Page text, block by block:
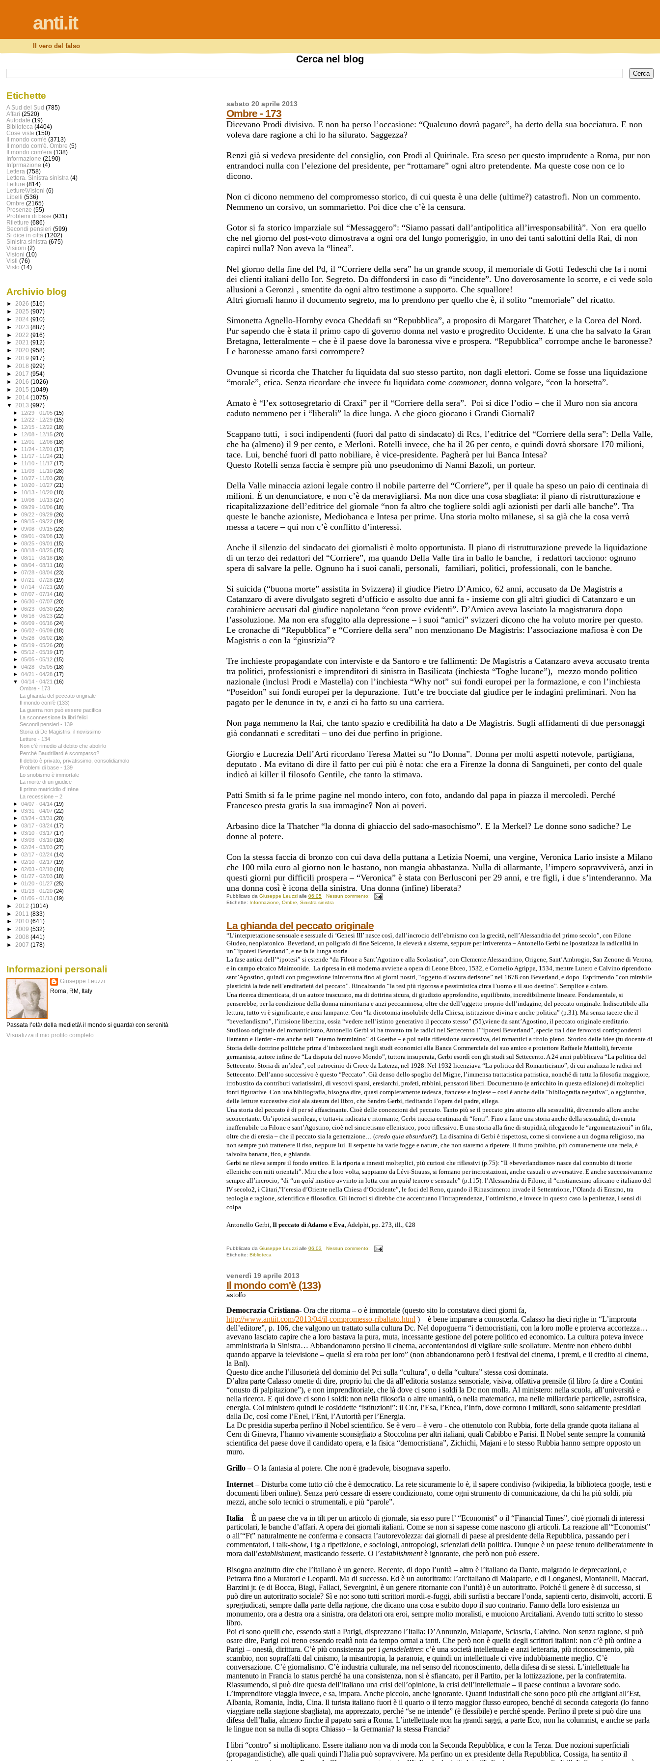
anti.it
Il vero del falso
Cerca nel blog
sabato 20 aprile 2013
Ombre - 173
Dicevano Prodi divisivo. E non ha perso l’occasione: “Qualcuno dovrà pagare”, ha detto della sua bocciatura. E non
voleva dare ragione a chi lo ha silurato. Saggezza?
Renzi già si vedeva presidente del consiglio, con Prodi al Quirinale. Era sceso per questo imprudente a Roma, pur non
entrandoci nulla con l’elezione del presidente, per “rottamare” ogni altro pretendente. Ma queste cose non ce lo
dicono.
Non ci dicono nemmeno del compromesso storico, di cui questa è una delle (ultime?) catastrofi. Non un commento.
Nemmeno un corsivo, un sommarietto. Poi dice che c’è la censura.
Gotor si fa storico imparziale sul “Messaggero”: “Siamo passati dall’antipolitica all’irresponsabilità”. Non era quello
che nel giorno del post-voto dimostrava a ogni ora del lungo pomeriggio, in uno dei tanti salottini della Rai, di non
capirci nulla? Non aveva la “linea”.
Nel giorno della fine del Pd, il “Corriere della sera” ha un grande scoop, il memoriale di Gotti Tedeschi che fa i nomi
dei clienti italiani dello Ior. Segreto. Da diffondersi in caso di “incidente”. Uno doverosamente lo scorre, e ci vede solo
allusioni a Geronzi , smentite da ogni altro testimone a supporto. Che squallore!
Altri giornali hanno il documento segreto, ma lo prendono per quello che è, il solito “memoriale” del ricatto.
Simonetta Agnello-Hornby evoca Gheddafi su “Repubblica”, a proposito di Margaret Thatcher, e la Corea del Nord.
Pur sapendo che è stata il primo capo di governo donna nel vasto e progredito Occidente. E una che ha salvato la Gran
Bretagna, letteralmente – che è il paese dove la baronessa vive e prospera. “Repubblica” corrompe anche le baronesse?
Le baronesse amano farsi corrompere?
Ovunque si ricorda che Thatcher fu liquidata dal suo stesso partito, non dagli elettori. Come se fosse una liquidazione
“morale”, etica. Senza ricordare che invece fu liquidata comecommoner, donna volgare, “con la borsetta”.
Amato è “l’ex sottosegretario di Craxi” per il “Corriere della sera”. Poi si dice l’odio – che il Muro non sia ancora
caduto nemmeno per i “liberali” la dice lunga. A che gioco giocano i Grandi Giornali?
Scappano tutti, i soci indipendenti (fuori dal patto di sindacato) di Rcs, l’editrice del “Corriere della sera”: Della Valle,
che ha (almeno) il 9 per cento, e Merloni. Rotelli invece, che ha il 26 per cento, e quindi dovrà sborsare 170 milioni,
tace. Lui, benché fuori dl patto nobiliare, è vice-presidente. Pagherà per lui Banca Intesa?
Questo Rotelli senza faccia è sempre più uno pseudonimo di Nanni Bazoli, un porteur.
Della Valle minaccia azioni legale contro il nobile parterre del “Corriere”, per il quale ha speso un paio di centinaia di
milioni. È un denunciatore, e non c’è da meravigliarsi. Ma non dice una cosa sbagliata: il piano di ristrutturazione e
ricapitalizzazione dell’editrice del giornale “non fa altro che togliere soldi agli azionisti per darli alle banche”. Tra
queste le banche azioniste, Mediobanca e Intesa per prime. Una storia molto milanese, si sa già che la cosa verrà
messa a tacere – qui non c’è conflitto d’interessi.
Anche il silenzio del sindacato dei giornalisti è molto opportunista. Il piano di ristrutturazione prevede la liquidazione
di un terzo dei redattori del “Corriere”, ma quando Della Valle tira in ballo le banche, i redattori tacciono: ognuno
spera di salvare la pelle. Ognuno ha i suoi canali, personali, familiari, politici, professionali, con le banche.
Si suicida (“buona morte” assistita in Svizzera) il giudice Pietro D’Amico, 62 anni, accusato da De Magistris a
Catanzaro di avere divulgato segreti d’ufficio e assolto due anni fa - insieme con gli altri giudici di Catanzaro e un
carabiniere accusati dal giudice napoletano “con prove evidenti”. D’Amico aveva lasciato la magistratura dopo
l’assoluzione. Ma non era sfuggito alla depressione – i suoi “amici” svizzeri dicono che ha voluto morire per questo.
Le cronache di “Repubblica” e “Corriere della sera” non menzionano De Magistris: l’associazione mafiosa è con De
Magistris o con la “giustizia”?
Tre inchieste propagandate con interviste e da Santoro e tre fallimenti: De Magistris a Catanzaro aveva accusato trenta
tra politici, professionisti e imprenditori di sinistra in Basilicata (inchiesta “Toghe lucane”), mezzo mondo politico
nazionale (inclusi Prodi e Mastella) con l’inchiesta “Why not” sui fondi europei per la formazione, e con l’inchiesta
“Poseidon” sui fondi europei per la depurazione. Tutt’e tre bocciate dal giudice per le indagini preliminari. Non ha
pagato per le denunce in tv, e anzi ci ha fatto su una carriera.
Non paga nemmeno la Rai, che tanto spazio e credibilità ha dato a De Magistris. Sugli affidamenti di due personaggi
già condannati e screditati – uno dei due perfino in prigione.
Giorgio e Lucrezia Dell’Arti ricordano Teresa Mattei su “Io Donna”. Donna per molti aspetti notevole, partigiana,
deputato . Ma evitano di dire il fatto per cui più è nota: che era a Firenze la donna di Sanguineti, per conto del quale
indicò ai killer il filosofo Gentile, che tanto la stimava.
Patti Smith si fa le prime pagine nel mondo intero, con foto, andando dal papa in piazza il mercoledì. Perché
Francesco presta gratis la sua immagine? Non ai poveri.
Arbasino dice la Thatcher “la donna di ghiaccio del sado-masochismo”. E la Merkel? Le donne sono sadiche? Le
donne al potere.
Con la stessa faccia di bronzo con cui dava della puttana a Letizia Noemi, una vergine, Veronica Lario insiste a Milano
che 100 mila euro al giorno non le bastano, non mangia abbastanza. Nulla di allarmante, l’impero sopravviverà, anzi in
questi giorni pur difficili prospera – “Veronica” è stata con Berlusconi per 29 anni, e tre figli, i due s’intenderanno. Ma
una donna così è icona della sinistra. Una donna (infine) liberata?
Pubblicato daGiuseppe Leuzzi alle06:05
Nessun commento:
Etichette: Informazione ,Ombre ,Sinistra sinistra
La ghianda del peccato originale
“L’interpretazione sensuale e sessuale di ‘Genesi III’ nasce così, dall’incrocio dell’ebraismo con la grecità, nell’Alessandria del primo secolo”, con Filone
Giudeo, neoplatonico. Beverland, un poligrafo di fine Seicento, la eleverà a sistema, seppure per irriverenza – Antonello Gerbi ne ipostatizza la radicalità in
un’“ipotesi Beverland”, e ne fa la lunga storia.
La fase antica dell’“ipotesi” si estende “da Filone a Sant’Agotino e alla Scolastica”, con Clemente Alessandrino, Origene, Sant’Ambrogio, San Zenone di Verona,
e in campo ebraico Maimonide. La ripresa in età moderna avviene a opera di Leone Ebreo, 1532, e Cornelio Agrippa, 1534, mentre Lutero e Calvino riprendono
sant’Agostino, quindi con progressione ininterrotta fino ai giorni nostri, “oggetto d’oscura derisone” nel 1678 con Beverland, e dopo. Esprimendo “con mirabile
plasticità la fede nell’ereditarietà del peccato”. Rincalzando “la tesi più rigorosa e pessimistica circa l’uomo e il suo destino”. Semplice e chiaro.
Una ricerca dimenticata, di un autore trascurato, ma di dottrina sicura, di giudizio approfondito, equilibrato, incredibilmente lineare. Fondamentale, si
penserebbe, per la condizione della donna minoritaria e anzi peccaminosa, oltre che dell’oggetto proprio dell’indagine, del peccato originale. Indiscutibile alla
lettura, tutto vi è significante, e anzi lampante. Con “la dicotomia insolubile della Chiesa, istituzione divina e anche politica” (p.31). Ma senza tacere che il
“beverlandismo”, l’irrisione libertina, ossia “vedere nell’istinto generativo il peccato stesso” (55),viene da sant’Agostino, il peccato originale ereditario.
Studioso originale del romanticismo, Antonello Gerbi vi ha trovato tra le radici nel Settecento l’“ipotesi Beverland”, specie tra i due fervorosi corrispondenti
Hamann e Herder - ma anche nell’“eterno femminino” di Goethe – e poi nella riflessione successiva, dei romantici a titolo pieno. Storico delle idee (fu docente di
Storia delle dottrine politiche prima d’imbozzolarsi negli studi economici alla Banca Commerciale del suo amico e protettore Raffaele Mattioli), fervente
germanista, autore infine de “La disputa del nuovo Mondo”, tuttora insuperata, Gerbi esordì con gli studi sul Settecento. A 24 anni pubblicava “La politica del
Settecento. Storia di un’idea”, col patrocinio di Croce da Laterza, nel 1928. Nel 1932 licenziava “La politica del Romanticismo”, di cui analizza le radici nel
Settecento. Dell’anno successivo è questo “Peccato”. Già denso dello spoglio del Migne, l’immensa trattatistica patristica, nonché di tutta la filosofia maggiore,
irrobustito da contributi variatissimi, di vescovi sparsi, eresiarchi, profeti, rabbini, pensatori liberi. Documentato (e arricchito in questa edizione) di molteplici
fonti figurative. Con una bibliografia, bisogna dire, quasi completamente tedesca, francese e inglese – così è anche della “bibliografia negativa”, o aggiuntiva,
delle letture successive cioè ala stesura del libro, che Sandro Gerbi, rieditando l’opera del padre, allega.
Una storia del peccato è di per sé affascinante. Cioè delle concezioni del peccato. Tanto più se il peccato gira attorno alla sessualità, divenendo allora anche
sconcertante. Un’ipotesi sacrilega, e tuttavia radicata e ritornante, Gerbi traccia centinaia di “fonti”. Fino a farne una storia anche della sessualità, divenuta
inafferrabile tra Filone e sant’Agostino, cioè nel sincretismo ellenistico, poco riflessivo. E una storia alla fine di stupidità, rileggendo le “argomentazioni” in fila,
oltre che di eresia – che il peccato sia la generazione… (credo quia absurdum?). La disamina di Gerbi è rispettosa, come si conviene a un dogma religioso, ma
non sempre può trattenere il riso, neppure lui. Il serpente ha varie fogge e nature, che non staremo a ripetere. Il frutto proibito, più comunemente una mela, è
talvolta banana, fico, e ghianda.
Gerbi ne rileva sempre il fondo eretico. E la riporta a innesti molteplici, più curiosi che riflessivi (p.75): “Il «beverlandismo» nasce dal connubio di teorie
elleniche con miti orientali”. Miti che a loro volta, sappiamo da Lévi-Strauss, si formano per incrostazioni, anche casuali o avversative. E anche successivamente
sempre all’incrocio, “di “unquid mistico avvinto in lotta con unquid tenero e sensuale” (p.115): l’Alessandria di Filone, il “cristianesimo africano e italiano del
IV secolo2, i Càtari,”l’eresia d’Oriente nella Chiesa d’Occidente”, le foci del Reno, quando il Rinascimento invade il Settentrione, l’Olanda di Erasmo, tra
teologia e ragione, scientifica e filosofica. Gli incroci si direbbe che accentuano l’intraprendenza, l’ottimismo, e invece in questo caso la penitenza, i sensi di
colpa.
Antonello Gerbi,Il peccato di Adamo e Eva , Adelphi, pp. 273, ill., €28
Pubblicato daGiuseppe Leuzzi alle06:03
Nessun commento:
Etichette:Biblioteca
venerdì 19 aprile 2013
Il mondo com'è (133)
astolfo
Democrazia Cristiana- Ora che ritorna – o è immortale (questo sito lo constatava dieci giorni fa,
http://www.antiit.com/2013/04/il-compromesso-ribaltato.html ) – è bene imparare a conoscerla. Calasso ha dieci righe in “L’impronta
dell’editore”, p. 106, che valgono un trattato sulla cultura Dc. Nel dopoguerra “i democristiani, con la loro molle e proterva accortezza…
avevano lasciato capire che a loro bastava la pura, muta, incessante gestione del potere politico ed economico. La cultura poteva invece
amministrarla la Sinistra… Abbandonarono persino il cinema, accontentandosi di vigilare sulle scollature. Mentre non ebbero dubbi
quando apparve la televisione – quella sì era roba per loro” (non abbandonarono però i festival del cinema, i premi, e il credito al cinema,
la Bnl).
Questo dice anche l’illusorietà del dominio del Pci sulla “cultura”, o della “cultura” stessa così dominata.
D’altra parte Calasso omette di dire, proprio lui che dà all’editoria sostanza sensoriale, visiva, olfattiva prensile (il libro fa dire a Contini
“onusto di palpitazione”), e non imprenditoriale, che là dove ci sono i soldi la Dc non molla. Al ministero: nella scuola, all’università e
nella ricerca. E qui dove ci sono i soldi: non nella filosofia o altre umanità, o nella matematica, ma nelle miliardarie particelle, astrofisica,
energia. Col ministero quindi le cosiddette “istituzioni”: il Cnr, l’Esa, l’Enea, l’Infn, dove corrono i miliardi, sono saldamente presidiati
dalla Dc, così come l’Enel, l’Eni, l’Autorità per l’Energia.
La Dc presidia superba perfino il Nobel scientifico. Se è vero – è vero - che ottenutolo con Rubbia, forte della grande quota italiana al
Cern di Ginevra, l’hanno vivamente sconsigliato a Stoccolma per altri italiani, quali Cabibbo e Parisi. Il Nobel sente sempre la comunità
scientifica del paese dove il candidato opera, e la fisica “democristiana”, Zichichi, Majani e lo stesso Rubbia hanno sempre opposto un
muro.
Grillo –O la fantasia al potere. Che non è gradevole, bisognava saperlo.
Internet – Disturba come tutto ciò che è democratico. La rete sicuramente lo è, il sapere condiviso (wikipedia, la biblioteca google, testi e
documenti liberi online). Senza però cessare di essere condizionato, come ogni strumento di comunicazione, da chi ha più soldi, più
mezzi, anche solo tecnici o strumentali, e più “parole”.
Italia– È un paese che va in tilt per un articolo di giornale, sia esso pure l’ “Economist” o il “Financial Times”, cioè giornali di interessi
particolari, le banche d’affari. A opera dei giornali italiani. Come se non si sapesse come nascono gli articoli. La reazione all’“Economist”
o all’“Ft” naturalmente ne conferma e consacra l’autorevolezza: dai giornali di paese al presidente della Repubblica, passando per i
commentatori, i talk-show, i tg a ripetizione, e sociologi, antropologi, scienziati della politica. Dunque è un paese tenuto deliberatamente in
mora dall’establishment, masticando fesserie. O l’establishmentè ignorante, che però non può essere.
Bisogna anzitutto dire che l’italiano è un genere. Recente, di dopo l’unità – altro è l’italiano da Dante, malgrado le deprecazioni, e
Petrarca fino a Muratori e Leopardi. Ma di successo. Ed è un autoritratto: l’arcitaliano di Malaparte, e di Longanesi, Montanelli, Maccari,
Barzini jr. (e di Bocca, Biagi, Fallaci, Severgnini, è un genere ritornante con l’unità) è un autoritratto. Poiché il genere è di successo, si
può dire un autoritratto sociale? Sì e no: sono tutti scrittori mordi-e-fuggi, abili surfisti a beccare l’onda, sapienti certo, disinvolti, accorti. E
spregiudicati, sempre dalla parte della ragione, che dicano una cosa e subito dopo il suo contrario. Fanno della loro esistenza un
monumento, ora a destra ora a sinistra, ora delatori ora eroi, sempre molto moralisti, e muoiono Arcitaliani. Avendo tutti scritto lo stesso
libro.
Poi ci sono quelli che, essendo stati a Parigi, disprezzano l’Italia: D’Annunzio, Malaparte, Sciascia, Calvino. Non senza ragione, si può
osare dire, Parigi col treno essendo realtà nota da tempo ormai a tanti. Che però non è quella degli scrittori italiani: non c’è più ordine a
Parigi – onestà, dirittura. C’è più consistenza per igensdelettres: c’è una società intellettuale e anzi letteraria, più riconoscimento, più
scambio, non sopraffatti dal cinismo, la misantropia, la paranoia, e quindi un intellettuale ci vive indubbiamente meglio. C’è
conversazione. C’è giornalismo. C’è industria culturale, ma nel senso del riconoscimento, della difesa di se stessi. L’intellettuale ha
mantenuto in Francia lo status perché ha una consistenza, non si è sfiancato, per il Partito, per la lottizzazione, per la confraternita.
Riassumendo, si può dire questa dell’italiano una crisi dell’opinione, la crisi dell’intellettuale – il paese continua a lavorare sodo.
L’imprenditore viaggia invece, e sa, impara. Anche piccolo, anche ignorante. Quanti industriali che sono poco più che artigiani all’Est,
Albania, Romania, India, Cina. Il turista italiano fuori è il quarto o il terzo maggior flusso europeo, benché di seconda categoria (lo fanno
viaggiare nella stagione sbagliata), ma apprezzato, perché “se ne intende” (è flessibile) e perché spende. Perfino il prete si può dire una
difesa dell’Italia, almeno finche il papato sarà a Roma. L’intellettuale non ha grandi saggi, a parte Eco, non ha columnist, e anche se parla
le lingue non sa nulla di sopra Chiasso – la Germania? la stessa Francia?
I libri “contro” si moltiplicano. Essere italiano non va di moda con la Seconda Repubblica, e con la Terza. Due nozioni superficiali
(propagandistiche), alle quali quindi l’Italia può sopravvivere. Ma perfino un ex presidente della Repubblica, Cossiga, ha sentito il
Etichette
A Sud del Sud (785)
Affari (2520)
Autodafé (19)
Biblioteca (4404)
Cose viste (150)
Il mondo com'è (3713)
Il mondo com'è. Ombre (5)
Il mondo com'era (138)
Informazione (2190)
Infprmazione (4)
Lettera (758)
Lettera. Sinistra sinistra (4)
Letture (814)
Letture\Visioni (6)
Libelli (536)
Ombre (2165)
Presenze (55)
Problemi di base (931)
Riletture (686)
Secondi pensieri (599)
Si dice in città (1202)
Sinistra sinistra (675)
Visiioni (2)
Visioni (10)
Visti (76)
Visto (14)
Archivio blog
► 2026 (516)
► 2025 (907)
► 2024 (910)
► 2023 (887)
► 2022 (916)
► 2021 (912)
► 2020 (958)
► 2019 (917)
► 2018 (929)
► 2017 (954)
► 2016 (1026)
► 2015 (1049)
► 2014 (1075)
▼ 2013 (997)
► 12/29 - 01/05(15)
► 12/22 - 12/29(15)
► 12/15 - 12/22(18)
► 12/08 - 12/15(20)
► 12/01 - 12/08(18)
► 11/24 - 12/01(17)
► 11/17 - 11/24(21)
► 11/10 - 11/17(17)
► 11/03 - 11/10(28)
► 10/27 - 11/03(20)
► 10/20 - 10/27(21)
► 10/13 - 10/20(18)
► 10/06 - 10/13(27)
►09/29 - 10/06(18)
►09/22 - 09/29(26)
►09/15 - 09/22(19)
►09/08 - 09/15(23)
►09/01 - 09/08(13)
►08/25 - 09/01(15)
►08/18 - 08/25(15)
►08/11 - 08/18(16)
►08/04 - 08/11(16)
►07/28 - 08/04(23)
►07/21 - 07/28(19)
►07/14 - 07/21(20)
►07/07 - 07/14(16)
►06/30 - 07/07(20)
►06/23 - 06/30(23)
►06/16 - 06/23(22)
►06/09 - 06/16(24)
►06/02 - 06/09(18)
►05/26 - 06/02(16)
►05/19 - 05/26(20)
►05/12 - 05/19(17)
►05/05 - 05/12(15)
►04/28 - 05/05(18)
►04/21 - 04/28(17)
▼04/14 - 04/21(16)
Ombre - 173
La ghianda del peccato originale
Il mondo com'è (133)
La guerra non può essere pacifica
La sconnessione fa libri felici
Secondi pensieri - 139
Storia di De Magistris, il novissimo
Letture - 134
Non c’è rimedio al debito che abolirlo
Perché Baudrillard è scomparso?
Il debito è privato, privatissimo, consolidiamolo
Problemi di base - 139
Lo snobismo è immortale
La morte di un giudice
Il primo matricidio d’Irène
La recessione – 2
►04/07 - 04/14(19)
►03/31 - 04/07(22)
►03/24 - 03/31(20)
►03/17 - 03/24(17)
►03/10 - 03/17(17)
►03/03 - 03/10(18)
►02/24 - 03/03(27)
►02/17 - 02/24(14)
►02/10 - 02/17(19)
►02/03 - 02/10(18)
►01/27 - 02/03(18)
►01/20 - 01/27(25)
►01/13 - 01/20(24)
►01/06 - 01/13(19)
► 2012 (1014)
► 2011 (833)
► 2010 (641)
► 2009 (532)
► 2008 (441)
► 2007 (178)
Informazioni personali
Giuseppe Leuzzi
Roma, RM, Italy
Passata l’età\ della medietà\ il mondo si guarda\ con serenità
Visualizza il mio profilo completo